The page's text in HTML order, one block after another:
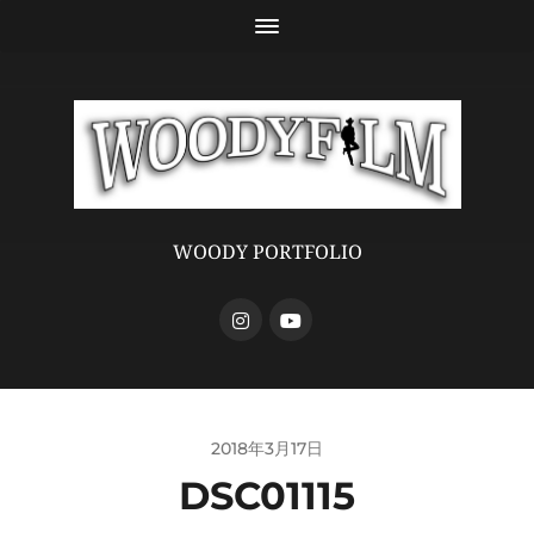
WOODY PORTFOLIO
2018年3月17日
DSC01115